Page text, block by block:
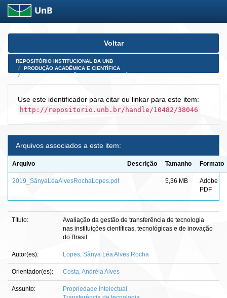
Skip
Voltar
REPOSITÓRIO INSTITUCIONAL DA UNB
PRODUÇÃO ACADÊMICA E CIENTÍFICA
Use este identificador para citar ou linkar para este item:
http://repositorio.unb.br/handle/10482/38046
Arquivos associados a este item:
Arquivo Descrição Tamanho Formato
2019_SânyaLéaAlvesRochaLopes.pdf 5,36 MB
Adobe
PDF
Título:
Avaliação da gestão de transferência de tecnologia
nas instituições científicas, tecnológicas e de inovação
do Brasil
Autor(es): Lopes, Sânya Léa Alves Rocha
Orientador(es): Costa, Andréia Alves
Assunto:
Propriedade intelectual